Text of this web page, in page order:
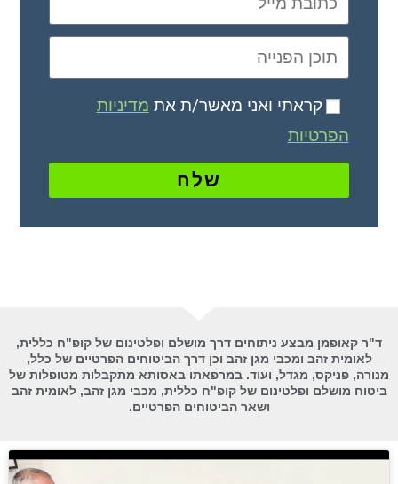
קראתי ואני מאשר/ת את מדיניות
הפרטיות
שלח
ד"ר קאופמן מבצע ניתוחים דרך מושלם ופלטינום של קופ"ח כללית,
לאומית זהב ומכבי מגן זהב וכן דרך הביטוחים הפרטיים של כלל,
מנורה, פניקס, מגדל, ועוד. במרפאתו באסותא מתקבלות מטופלות של
ביטוח מושלם ופלטינום של קופ"ח כללית, מכבי מגן זהב, לאומית זהב
ושאר הביטוחים הפרטיים.